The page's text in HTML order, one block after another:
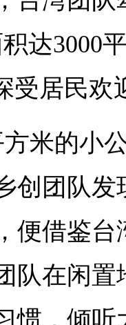
达3000
受居民欢
方米的小
创团队
便借鉴台
队在闲